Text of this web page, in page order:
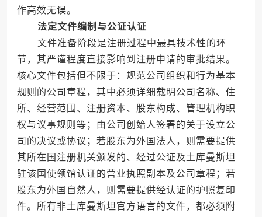
作高效无误。
法定文件编制与公证认证
文件准备阶段是注册过程中最具技术性的环
节，其严谨程度直接影响到注册申请的审批结果。
核心文件包括但不限于：规范公司组织和行为基本
规则的公司章程，其中必须详细载明公司名称、住
所、经营范围、注册资本、股东构成、管理机构职
权与议事规则等；由公司创始人签署的关于设立公
司的决议或协议；若股东为外国法人，则需要提供
其所在国注册机关颁发的、经过公证及土库曼斯坦
驻该国使领馆认证的营业执照副本及公司章程；若
股东为外国自然人，则需要提供经认证的护照复印
件。所有非土库曼斯坦官方语言的文件，都必须附